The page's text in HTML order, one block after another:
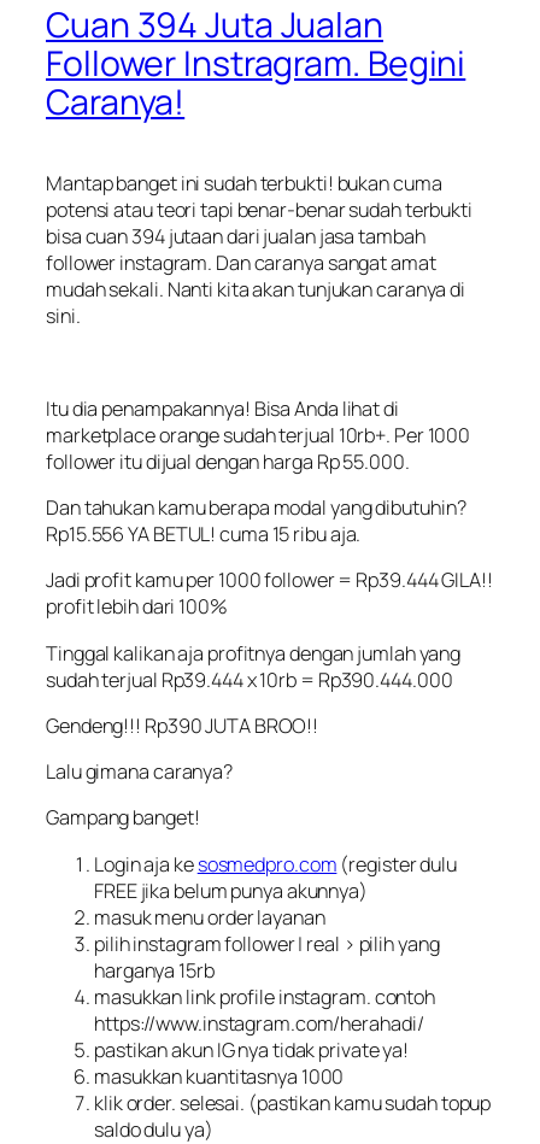
Cuan 394 Juta Jualan
Follower Instragram. Begini
Caranya!
Mantap banget ini sudah terbukti! bukan cuma
potensi atau teori tapi benar-benar sudah terbukti
bisa cuan 394 jutaan dari jualan jasa tambah
follower instagram. Dan caranya sangat amat
mudah sekali. Nanti kita akan tunjukan caranya di
sini.
Itu dia penampakannya! Bisa Anda lihat di
marketplace orange sudah terjual 10rb+. Per 1000
follower itu dijual dengan harga Rp 55.000.
Dan tahukan kamu berapa modal yang dibutuhin?
Rp15.556 YA BETUL! cuma 15 ribu aja.
Jadi profit kamu per 1000 follower = Rp39.444 GILA!!
profit lebih dari 100%
Tinggal kalikan aja profitnya dengan jumlah yang
sudah terjual Rp39.444 x 10rb = Rp390.444.000
Gendeng!!! Rp390 JUTA BROO!!
Lalu gimana caranya?
Gampang banget!
Login aja kesosmedpro.com (register dulu
FREE jika belum punya akunnya)
masuk menu order layanan
pilih instagram follower | real > pilih yang
harganya 15rb
masukkan link profile instagram. contoh
https://www.instagram.com/herahadi/
pastikan akun IG nya tidak private ya!
masukkan kuantitasnya 1000
klik order. selesai. (pastikan kamu sudah topup
saldo dulu ya)